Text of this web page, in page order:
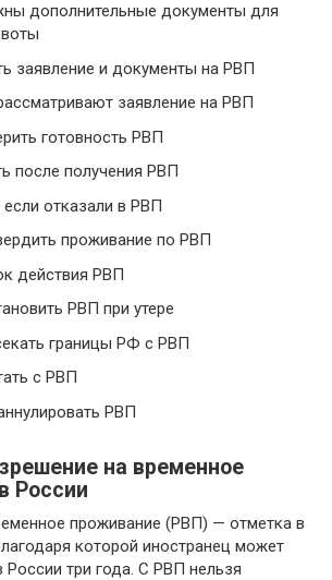
дополнительные документы для
заявление и документы на РВП
заявление на РВП
готовность РВП
после получения РВП
отказали в РВП
проживание по РВП
действия РВП
РВП при утере
границы РФ с РВП
с РВП
РВП
на временное
России
проживание (РВП) — отметка в
которой иностранец может
России три года. С РВП нельзя